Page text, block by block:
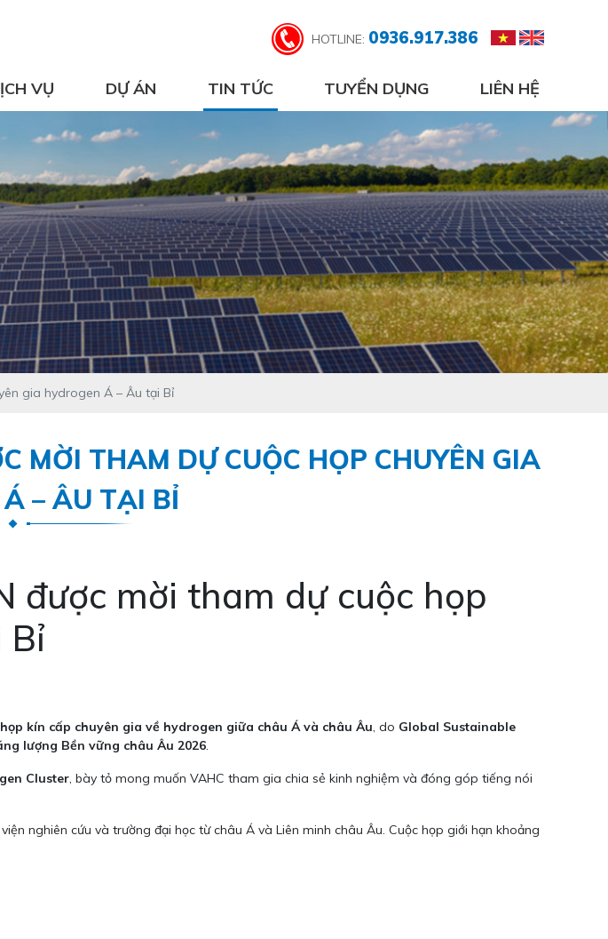
HOTLINE: 0936.917.386
VỤ DỰ ÁN TIN TỨC TUYỂN DỤNG LIÊN HỆ
gia hydrogen Á – Âu tại Bỉ
MỜI THAM DỰ CUỘC HỌP CHUYÊN GIA
– ÂU TẠI BỈ
được mời tham dự cuộc họp
Bỉ
kín cấp chuyên gia về hydrogen giữa châu Á và châu Âu, do Global Sustainable
lượng Bền vững châu Âu 2026.
Cluster, bày tỏ mong muốn VAHC tham gia chia sẻ kinh nghiệm và đóng góp tiếng nói
nghiên cứu và trường đại học từ châu Á và Liên minh châu Âu. Cuộc họp giới hạn khoảng